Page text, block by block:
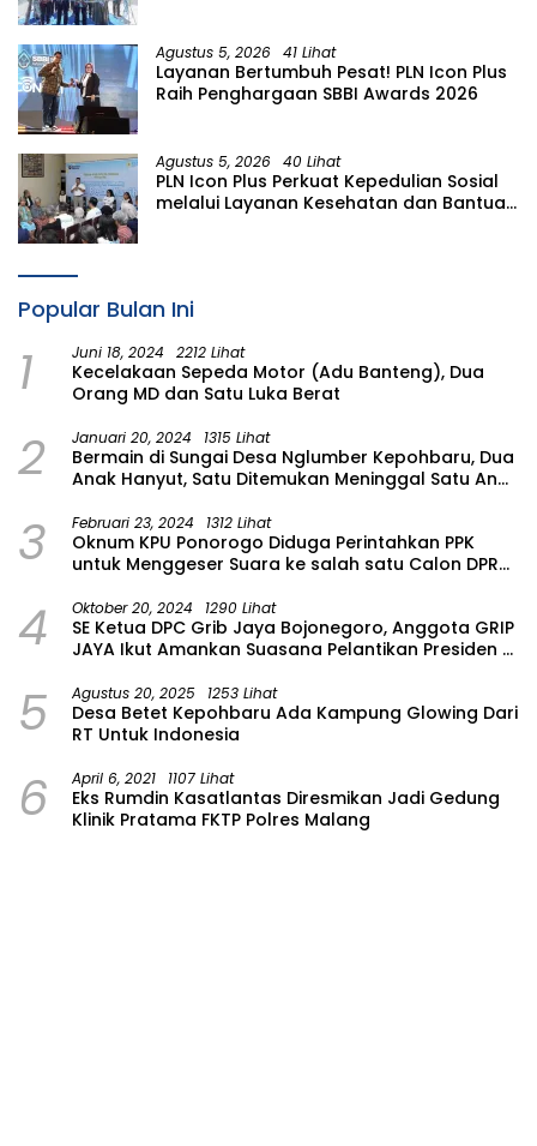
Agustus 5, 2026 41 Lihat
Layanan Bertumbuh Pesat! PLN Icon Plus
Raih Penghargaan SBBI Awards 2026
Agustus 5, 2026 40 Lihat
PLN Icon Plus Perkuat Kepedulian Sosial
melalui Layanan Kesehatan dan Bantuan
Popular Bulan Ini
1 Juni 18, 2024 2212 Lihat
Kecelakaan Sepeda Motor (Adu Banteng), Dua
Orang MD dan Satu Luka Berat
2 Januari 20, 2024 1315 Lihat
Bermain di Sungai Desa Nglumber Kepohbaru, Dua
Anak Hanyut, Satu Ditemukan Meninggal Satu Anak
3 Februari 23, 2024 1312 Lihat
Oknum KPU Ponorogo Diduga Perintahkan PPK
untuk Menggeser Suara ke salah satu Calon DPRD
4 Oktober 20, 2024 1290 Lihat
SE Ketua DPC Grib Jaya Bojonegoro, Anggota GRIP
JAYA Ikut Amankan Suasana Pelantikan Presiden di
5 Agustus 20, 2025 1253 Lihat
Desa Betet Kepohbaru Ada Kampung Glowing Dari
RT Untuk Indonesia
6 April 6, 2021 1107 Lihat
Eks Rumdin Kasatlantas Diresmikan Jadi Gedung
Klinik Pratama FKTP Polres Malang